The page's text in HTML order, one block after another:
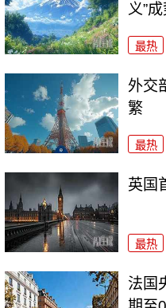
义”
最热
外交
繁
最热
英国
最热
法国